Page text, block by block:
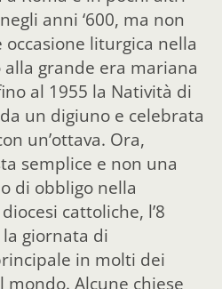
anni ‘600, ma non
liturgica nella
grande era mariana
al 1955 la Natività di
un digiuno e celebrata
un’ottava. Ora,
semplice e non una
di obbligo nella
cattoliche, l’8
giornata di
in molti dei
Alcune chiese